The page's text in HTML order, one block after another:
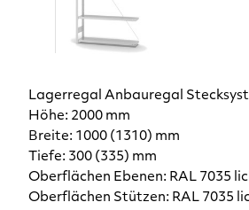
Lagerregal Anbauregal
Höhe: 2000 mm
Breite: 1000 (1310) mm
Tiefe: 300 (335) mm
Oberflächen Ebenen: RAL 7035
Oberflächen Stützen: RAL 7035